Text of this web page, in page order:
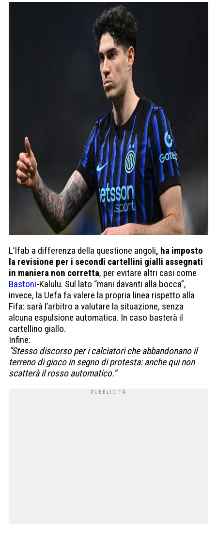
L’Ifab a differenza della questione angoli, ha imposto
la revisione per i secondi cartellini gialli assegnati
in maniera non corretta, per evitare altri casi come
Bastoni-Kalulu. Sul lato “mani davanti alla bocca”,
invece, la Uefa fa valere la propria linea rispetto alla
Fifa: sarà l’arbitro a valutare la situazione, senza
alcuna espulsione automatica. In caso basterà il
cartellino giallo.
Infine:
“Stesso discorso per i cal­cia­tori che abban­do­nano il
ter­reno di gioco in segno di pro­te­sta: anche qui non
scat­terà il rosso auto­ma­tico.”